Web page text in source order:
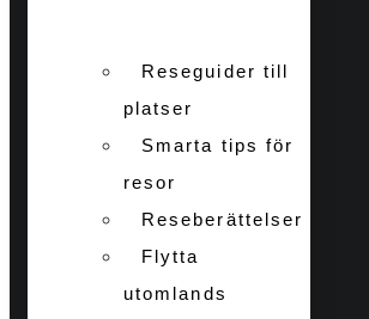
Reseguider till
platser
Smarta tips för
resor
Reseberättelser
Flytta
utomlands